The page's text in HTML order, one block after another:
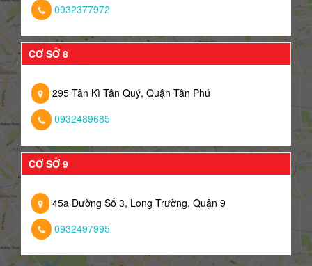
0932377972
CƠ SỞ 8
295 Tân Kì Tân Quý, Quận Tân Phú
0932489685
CƠ SỞ 9
45a Đường Số 3, Long Trường, Quận 9
0932497995